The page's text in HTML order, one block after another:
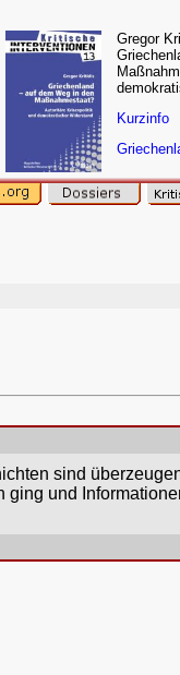
Gregor
Kurzinfo
sind
ging und